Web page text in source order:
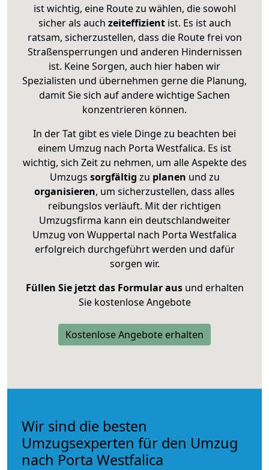
ist wichtig, eine Route zu wählen, die sowohl
sicher als auch zeiteffizientist. Es ist auch
ratsam, sicherzustellen, dass die Route frei von
Straßensperrungen und anderen Hindernissen
ist. Keine Sorgen, auch hier haben wir
Spezialisten und übernehmen gerne die Planung,
damit Sie sich auf andere wichtige Sachen
konzentrieren können.
In der Tat gibt es viele Dinge zu beachten bei
einem Umzug nach Porta Westfalica. Es ist
wichtig, sich Zeit zu nehmen, um alle Aspekte des
Umzugs sorgfältig zu planen und zu
organisieren, um sicherzustellen, dass alles
reibungslos verläuft. Mit der richtigen
Umzugsfirma kann ein deutschlandweiter
Umzug von Wuppertal nach Porta Westfalica
erfolgreich durchgeführt werden und dafür
sorgen wir.
Füllen Sie jetzt das Formular ausund erhalten
Sie kostenlose Angebote
Kostenlose Angebote erhalten
Wir sind die besten
Umzugsexperten für den Umzug
nach Porta Westfalica